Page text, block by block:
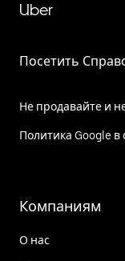
Uber
Посетить
Не продавайте и
Политика Google
Компаниям
О нас